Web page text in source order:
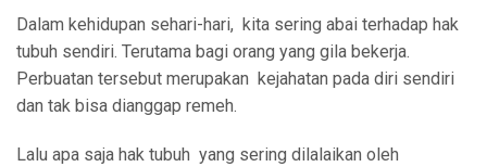
Dalam kehidupan sehari-hari, kita sering abai terhadap hak
tubuh sendiri. Terutama bagi orang yang gila bekerja.
Perbuatan tersebut merupakan kejahatan pada diri sendiri
dan tak bisa dianggap remeh.
Lalu apa saja hak tubuh yang sering dilalaikan oleh